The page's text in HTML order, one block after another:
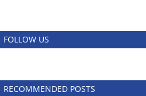
FOLLOW US
RECOMMENDED POSTS